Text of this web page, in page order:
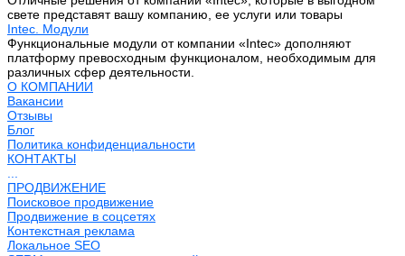
свете представят вашу компанию, ее услуги или товары
Intec. Модули
Функциональные модули от компании «Intec» дополняют
платформу превосходным функционалом, необходимым для
различных сфер деятельности.
О КОМПАНИИ
Вакансии
Отзывы
Блог
Политика конфиденциальности
КОНТАКТЫ
ПРОДВИЖЕНИЕ
Поисковое продвижение
Продвижение в соцсетях
Контекстная реклама
Локальное SEO